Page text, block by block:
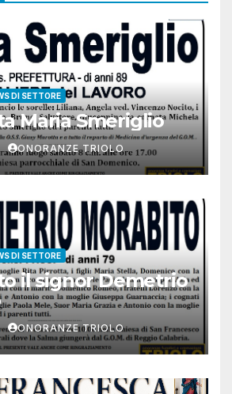
DI SETTORE
Maria Smeriglio
ONORANZE TRIOLO
DI SETTORE
il signor Demetrio
ONORANZE TRIOLO